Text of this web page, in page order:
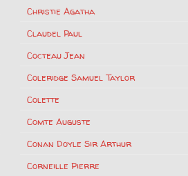
Christie Agatha
Claudel Paul
Cocteau Jean
Coleridge Samuel Taylor
Colette
Comte Auguste
Conan Doyle Sir Arthur
Corneille Pierre